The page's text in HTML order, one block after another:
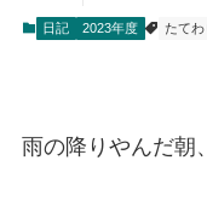
日記 2023年度 たて
雨の降りやんだ朝